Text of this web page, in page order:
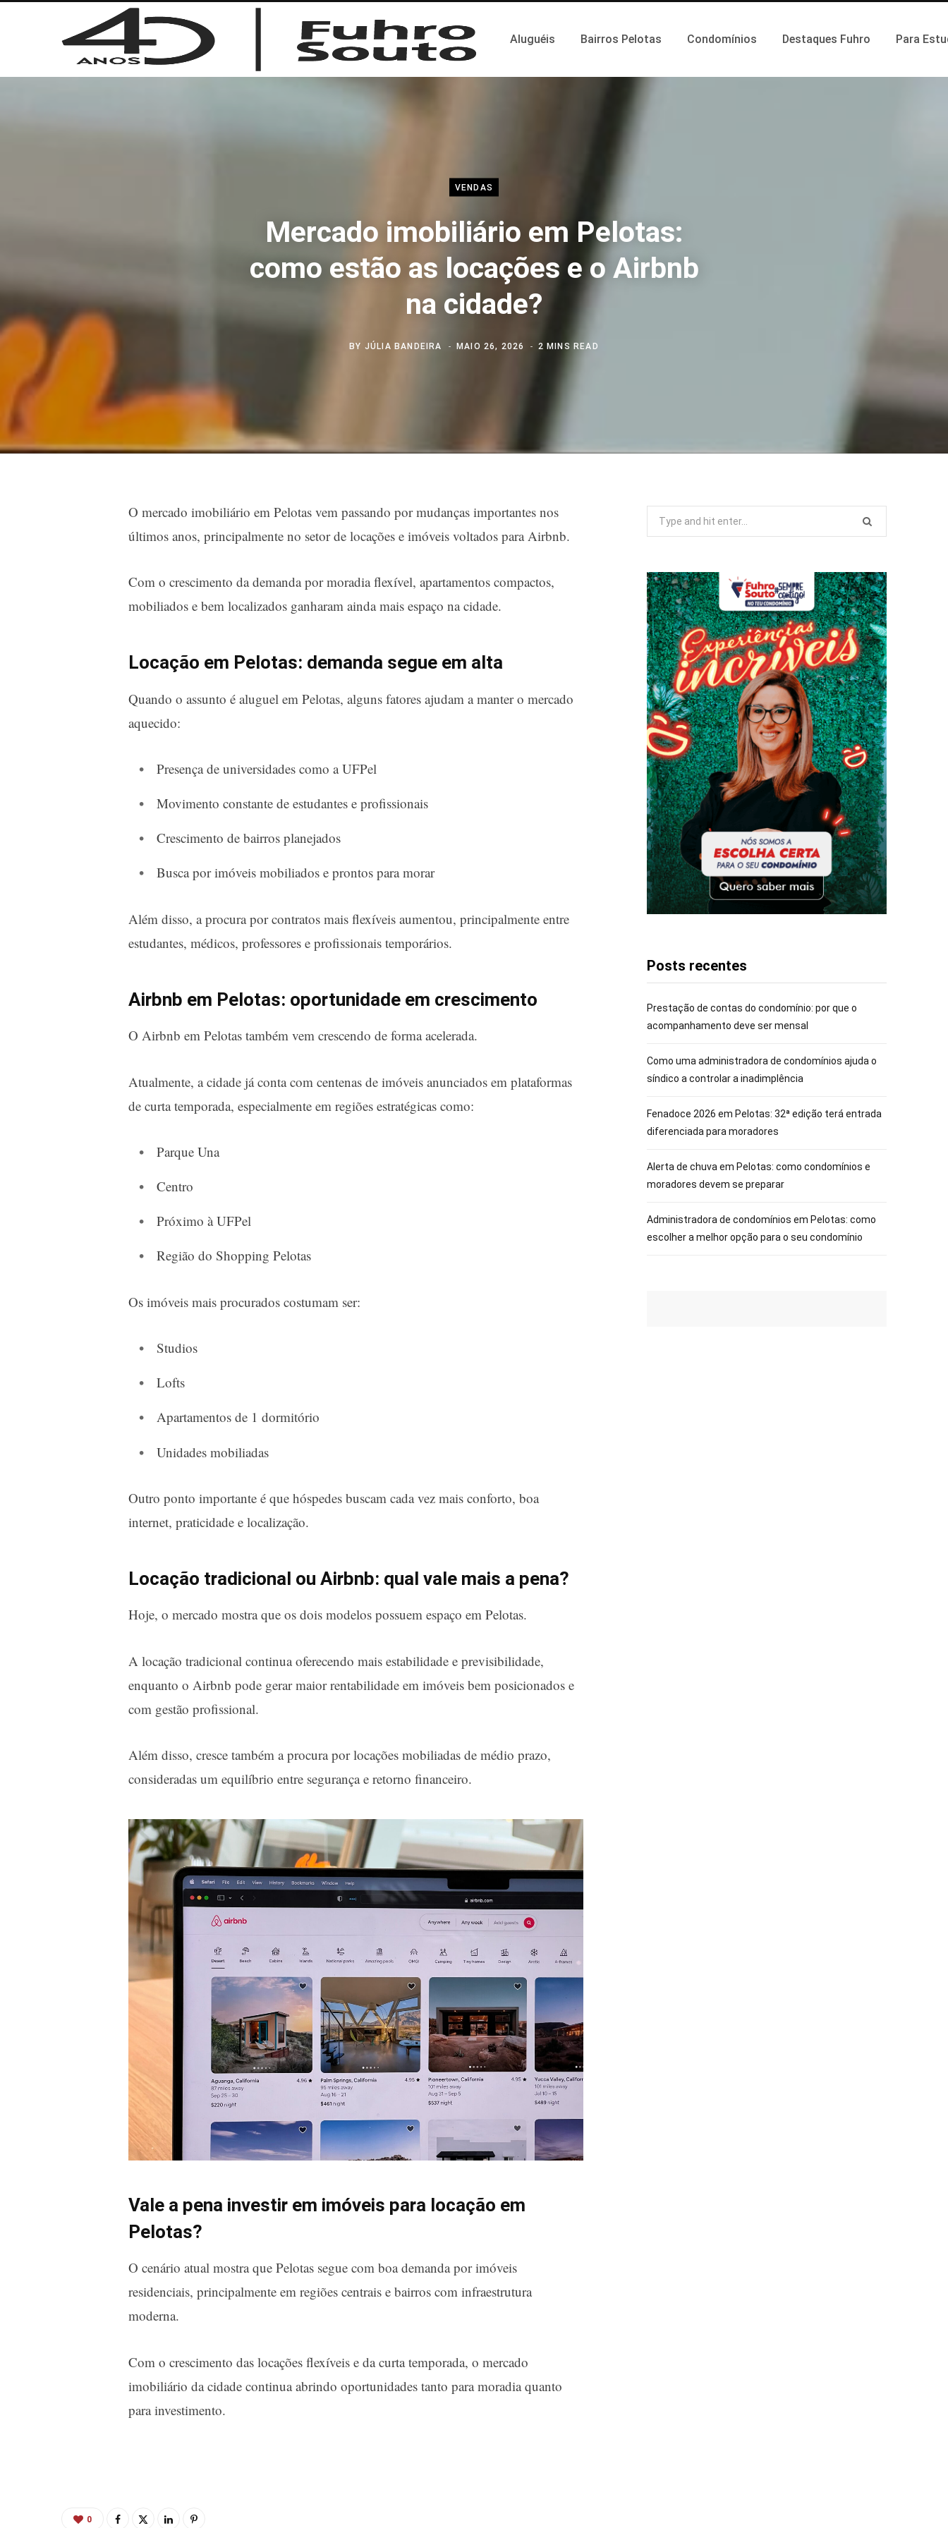
Aluguéis Bairros Pelotas Condomínios Destaques Fuhro Para
VENDAS
Mercado imobiliário em Pelotas:
como estão as locações e o Airbnb
na cidade?
BY JÚLIA BANDEIRA MAIO 26, 2026 2 MINS READ
O mercado imobiliário em Pelotas vem passando por mudanças importantes nos
últimos anos, principalmente no setor de locações e imóveis voltados para Airbnb.
Com o crescimento da demanda por moradia flexível, apartamentos compactos,
mobiliados e bem localizados ganharam ainda mais espaço na cidade.
Locação em Pelotas: demanda segue em alta
Quando o assunto é aluguel em Pelotas, alguns fatores ajudam a manter o mercado
aquecido:
Presença de universidades como a UFPel
Movimento constante de estudantes e profissionais
Crescimento de bairros planejados
Busca por imóveis mobiliados e prontos para morar
Além disso, a procura por contratos mais flexíveis aumentou, principalmente entre
estudantes, médicos, professores e profissionais temporários.
Airbnb em Pelotas: oportunidade em crescimento
O Airbnb em Pelotas também vem crescendo de forma acelerada.
Atualmente, a cidade já conta com centenas de imóveis anunciados em plataformas
de curta temporada, especialmente em regiões estratégicas como:
Parque Una
Centro
Próximo à UFPel
Região do Shopping Pelotas
Os imóveis mais procurados costumam ser:
Studios
Lofts
Apartamentos de 1 dormitório
Unidades mobiliadas
Outro ponto importante é que hóspedes buscam cada vez mais conforto, boa
internet, praticidade e localização.
Locação tradicional ou Airbnb: qual vale mais a pena?
Hoje, o mercado mostra que os dois modelos possuem espaço em Pelotas.
A locação tradicional continua oferecendo mais estabilidade e previsibilidade,
enquanto o Airbnb pode gerar maior rentabilidade em imóveis bem posicionados e
com gestão profissional.
Além disso, cresce também a procura por locações mobiliadas de médio prazo,
consideradas um equilíbrio entre segurança e retorno financeiro.
Vale a pena investir em imóveis para locação em
Pelotas?
O cenário atual mostra que Pelotas segue com boa demanda por imóveis
residenciais, principalmente em regiões centrais e bairros com infraestrutura
moderna.
Com o crescimento das locações flexíveis e da curta temporada, o mercado
imobiliário da cidade continua abrindo oportunidades tanto para moradia quanto
para investimento.
0
Posts recentes
Prestação de contas do condomínio: por que o
acompanhamento deve ser mensal
Como uma administradora de condomínios ajuda o
síndico a controlar a inadimplência
Fenadoce 2026 em Pelotas: 32ª edição terá entrada
diferenciada para moradores
Alerta de chuva em Pelotas: como condomínios e
moradores devem se preparar
Administradora de condomínios em Pelotas: como
escolher a melhor opção para o seu condomínio